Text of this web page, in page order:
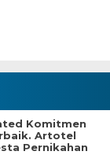
Komitmen
Artotel
Pernikahan